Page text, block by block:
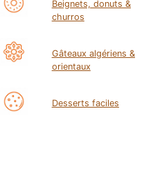
Beignets, donuts &
churros
Gâteaux algériens &
orientaux
Desserts faciles